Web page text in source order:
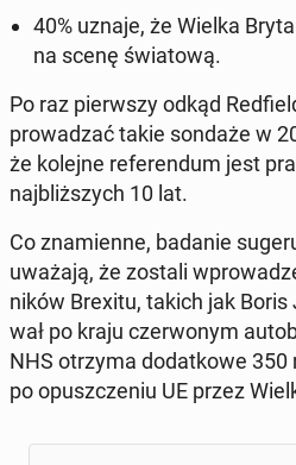
40% uznaje, że Wielka
na scenę świa­to­wą.
Po raz pierw­szy odkąd
pro­wa­dzać takie sondaże w
że kolejne re­fe­ren­dum jest
naj­bliż­szych 10 lat.
Co zna­mien­ne, badanie
uważają, że zostali
ni­ków Brexitu, takich jak
wał po kraju czer­wo­nym
NHS otrzyma do­dat­ko­we
po opusz­cze­niu UE przez